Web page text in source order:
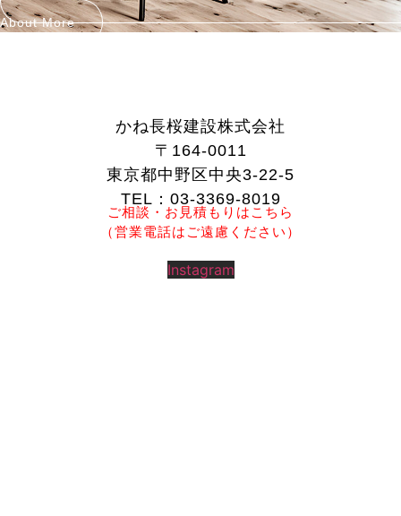
About More
かね長桜建設株式会社
〒164-0011
東京都中野区中央3-22-5
TEL：03-3369-8019
ご相談・お見積もりはこちら
（営業電話はご遠慮ください）
Instagram